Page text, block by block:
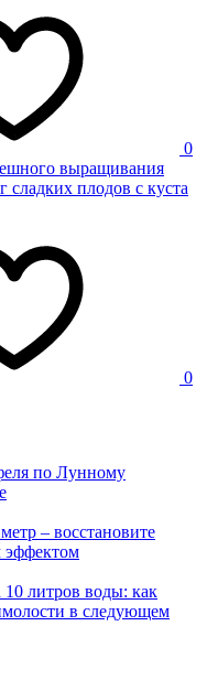
0
выращивания
сладких плодов с куста
0
по Лунному
– восстановите
эффектом
10 литров воды: как
в следующем